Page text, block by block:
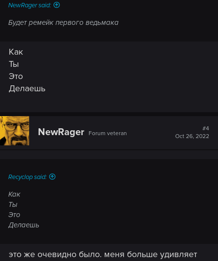
NewRager said:
Будет ремейк первого ведьмака
Как
Ты
Это
Делаешь
NewRager Forum veteran
#4
Oct 26, 2022
Recyclop said:
Как
Ты
Это
Делаешь
это же очевидно было. меня больше удивляет